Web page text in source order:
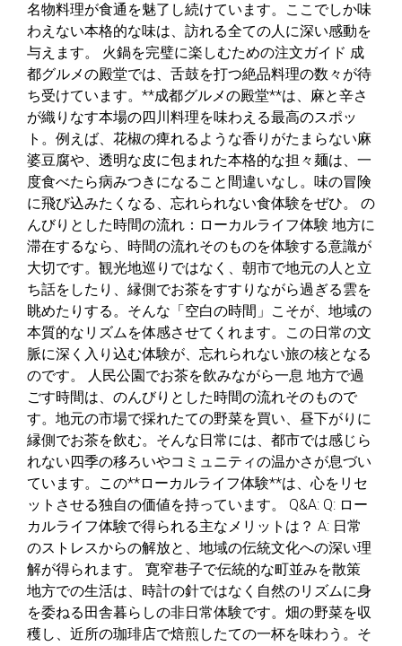
名物料理が食通を魅了し続けています。ここでしか味
わえない本格的な味は、訪れる全ての人に深い感動を
与えます。 火鍋を完璧に楽しむための注文ガイド 成
都グルメの殿堂では、舌鼓を打つ絶品料理の数々が待
ち受けています。**成都グルメの殿堂**は、麻と辛さ
が織りなす本場の四川料理を味わえる最高のスポッ
ト。例えば、花椒の痺れるような香りがたまらない麻
婆豆腐や、透明な皮に包まれた本格的な担々麺は、一
度食べたら病みつきになること間違いなし。味の冒険
に飛び込みたくなる、忘れられない食体験をぜひ。 の
んびりとした時間の流れ：ローカルライフ体験 地方に
滞在するなら、時間の流れそのものを体験する意識が
大切です。観光地巡りではなく、朝市で地元の人と立
ち話をしたり、縁側でお茶をすすりながら過ぎる雲を
眺めたりする。そんな「空白の時間」こそが、地域の
本質的なリズムを体感させてくれます。この日常の文
脈に深く入り込む体験が、忘れられない旅の核となる
のです。 人民公園でお茶を飲みながら一息 地方で過
ごす時間は、のんびりとした時間の流れそのもので
す。地元の市場で採れたての野菜を買い、昼下がりに
縁側でお茶を飲む。そんな日常には、都市では感じら
れない四季の移ろいやコミュニティの温かさが息づい
ています。この**ローカルライフ体験**は、心をリセ
ットさせる独自の価値を持っています。 Q&A: Q: ロー
カルライフ体験で得られる主なメリットは？ A: 日常
のストレスからの解放と、地域の伝統文化への深い理
解が得られます。 寛窄巷子で伝統的な町並みを散策
地方での生活は、時計の針ではなく自然のリズムに身
を委ねる田舎暮らしの非日常体験です。畑の野菜を収
穫し、近所の珈琲店で焙煎したての一杯を味わう。そ